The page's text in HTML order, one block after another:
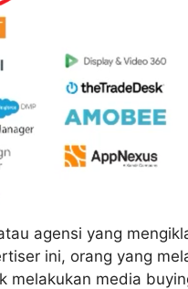
agensi yang
ini, orang yang
media